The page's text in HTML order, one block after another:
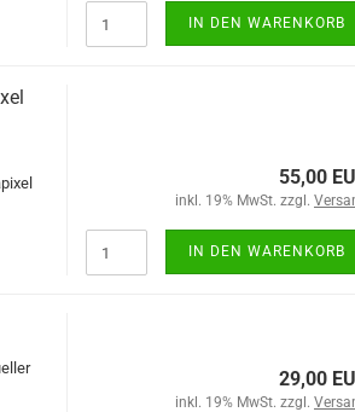
IN DEN WARENKORB
55,00
inkl. 19% MwSt. zzgl.
IN DEN WARENKORB
29,00
inkl. 19% MwSt. zzgl.